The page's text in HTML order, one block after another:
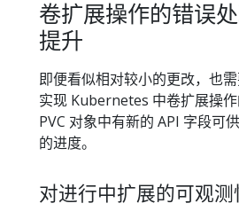
卷扩展操作的错误
提升
即便看似相对较小的更改，也
实现 Kubernetes 中卷扩展操作
PVC 对象中有新的 API 字段可
的进度。
对进行中扩展的可观测